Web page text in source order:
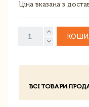
Ціна вказана з
ВСІ ТОВАРИ